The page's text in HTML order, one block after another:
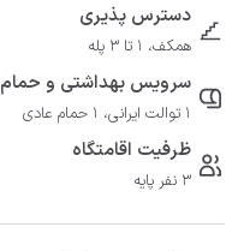
دسترس پذیری
همکف، 1 تا 3 پله
سرویس بهداشتی و حمام
1 توالت ایرانی، 1 حمام عادی
ظرفیت اقامتگاه
3 نفر پایه